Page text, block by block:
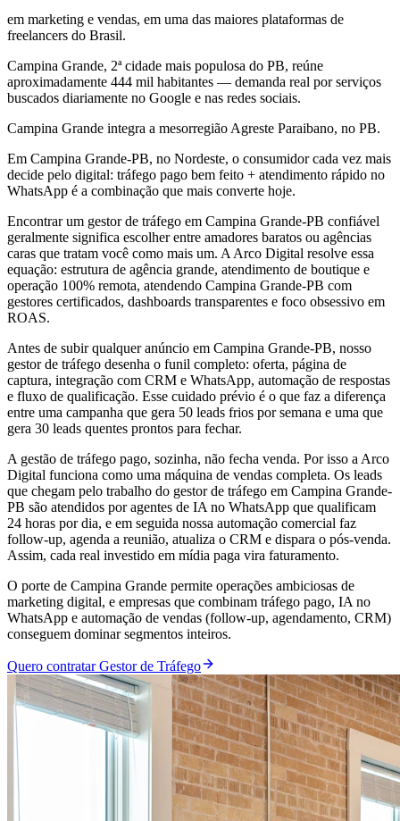
em marketing e vendas, em uma das maiores plataformas de
freelancers do Brasil.
Campina Grande, 2ª cidade mais populosa do PB, reúne
aproximadamente 444 mil habitantes — demanda real por serviços
buscados diariamente no Google e nas redes sociais.
Campina Grande integra a mesorregião Agreste Paraibano, no PB.
Em Campina Grande-PB, no Nordeste, o consumidor cada vez mais
decide pelo digital: tráfego pago bem feito + atendimento rápido no
WhatsApp é a combinação que mais converte hoje.
Encontrar um gestor de tráfego em Campina Grande-PB confiável
geralmente significa escolher entre amadores baratos ou agências
caras que tratam você como mais um. A Arco Digital resolve essa
equação: estrutura de agência grande, atendimento de boutique e
operação 100% remota, atendendo Campina Grande-PB com
gestores certificados, dashboards transparentes e foco obsessivo em
ROAS.
Antes de subir qualquer anúncio em Campina Grande-PB, nosso
gestor de tráfego desenha o funil completo: oferta, página de
captura, integração com CRM e WhatsApp, automação de respostas
e fluxo de qualificação. Esse cuidado prévio é o que faz a diferença
entre uma campanha que gera 50 leads frios por semana e uma que
gera 30 leads quentes prontos para fechar.
A gestão de tráfego pago, sozinha, não fecha venda. Por isso a Arco
Digital funciona como uma máquina de vendas completa. Os leads
que chegam pelo trabalho do gestor de tráfego em Campina Grande-
PB são atendidos por agentes de IA no WhatsApp que qualificam
24 horas por dia, e em seguida nossa automação comercial faz
follow-up, agenda a reunião, atualiza o CRM e dispara o pós-venda.
Assim, cada real investido em mídia paga vira faturamento.
O porte de Campina Grande permite operações ambiciosas de
marketing digital, e empresas que combinam tráfego pago, IA no
WhatsApp e automação de vendas (follow-up, agendamento, CRM)
conseguem dominar segmentos inteiros.
Quero contratar Gestor de Tráfego